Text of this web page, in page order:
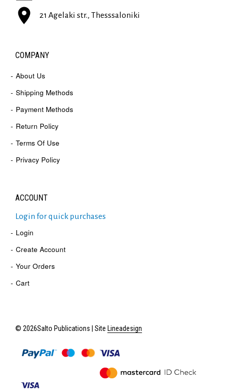
21 Agelaki str., Thesssaloniki
COMPANY
About Us
Shipping Methods
Payment Methods
Return Policy
Terms Of Use
Privacy Policy
ACCOUNT
Login for quick purchases
Login
Create Account
Your Orders
Cart
© 2026Salto Publications | Site Lineadesign